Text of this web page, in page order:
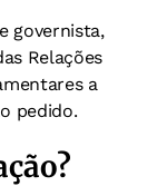
governista,
Relações
a
pedido.